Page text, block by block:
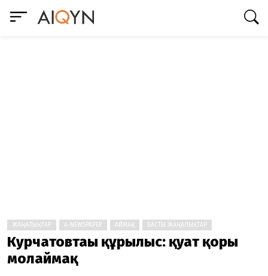
ЖАҢАЛЫҚТАР A-NEWSPAPER АЙМАҚ БАСТЫ ЖАҢАЛЫҚТАР
Курчатовтағы құрылыс: қуат қоры
молаймақ